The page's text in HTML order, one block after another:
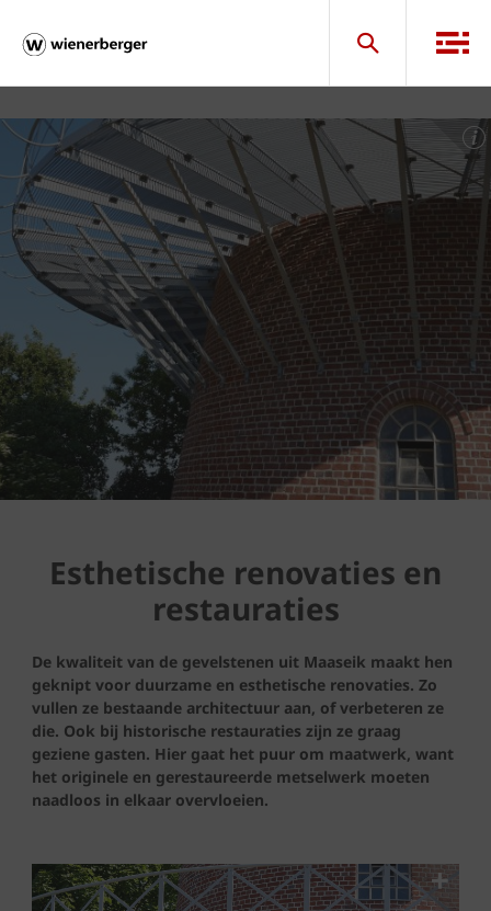
Esthetische renovaties en
restauraties
De kwaliteit van de gevelstenen uit Maaseik maakt hen
geknipt voor duurzame en esthetische renovaties. Zo
vullen ze bestaande architectuur aan, of verbeteren ze
die. Ook bij historische restauraties zijn ze graag
geziene gasten. Hier gaat het puur om maatwerk, want
het originele en gerestaureerde metselwerk moeten
naadloos in elkaar overvloeien.